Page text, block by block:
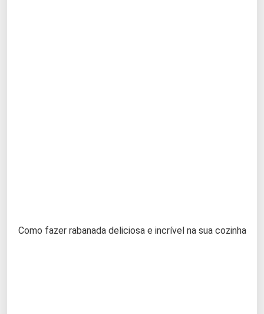
Como fazer rabanada deliciosa e incrível na sua cozinha